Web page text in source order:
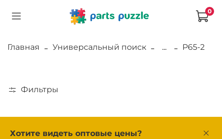
0
Главная Универсальный поиск ... P65-2
Фильтры
Хотите видеть оптовые цены?